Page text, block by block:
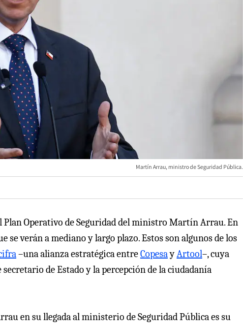
Martín Arrau, ministro de Seguridad Pública.
Operativo de Seguridad del ministro Martín Arrau. En
se verán a mediano y largo plazo. Estos son algunos de los
–una alianza estratégica entreCopesayArtool–, cuya
de Estado y la percepción de la ciudadanía
en su llegada al ministerio de Seguridad Pública es su